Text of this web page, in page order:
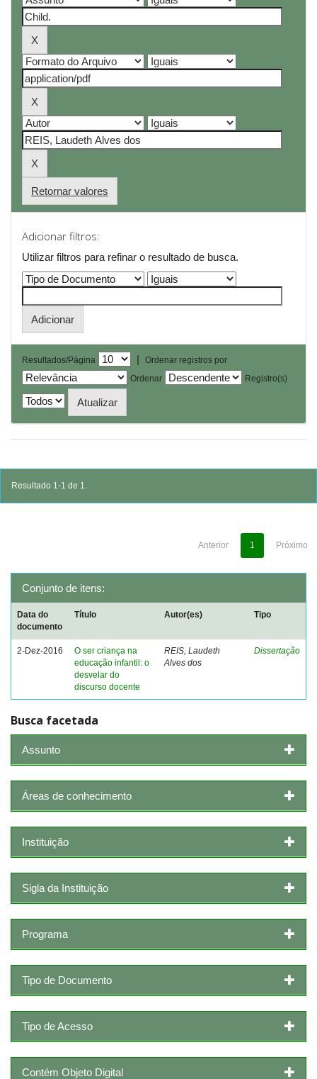
Retornar valores
Adicionar filtros:
Utilizar filtros para refinar o resultado de busca.
Resultados/Página |
Ordenar registros por
Ordenar
Registro(s)
Resultado 1-1 de 1.
Anterior 1 Próximo
Conjunto de itens:
Data do
documento
Título Autor(es) Tipo
2-Dez-2016
O ser criança na
educação infantil: o
desvelar do
discurso docente
REIS, Laudeth
Alves dos
Dissertação
Busca facetada
Assunto
Áreas de conhecimento
Instituição
Sigla da Instituição
Programa
Tipo de Documento
Tipo de Acesso
Contém Objeto Digital